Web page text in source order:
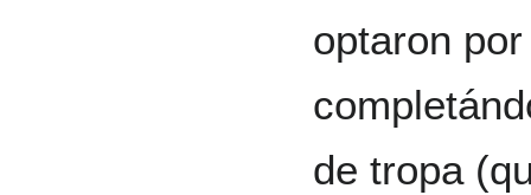
optaron
de tropa